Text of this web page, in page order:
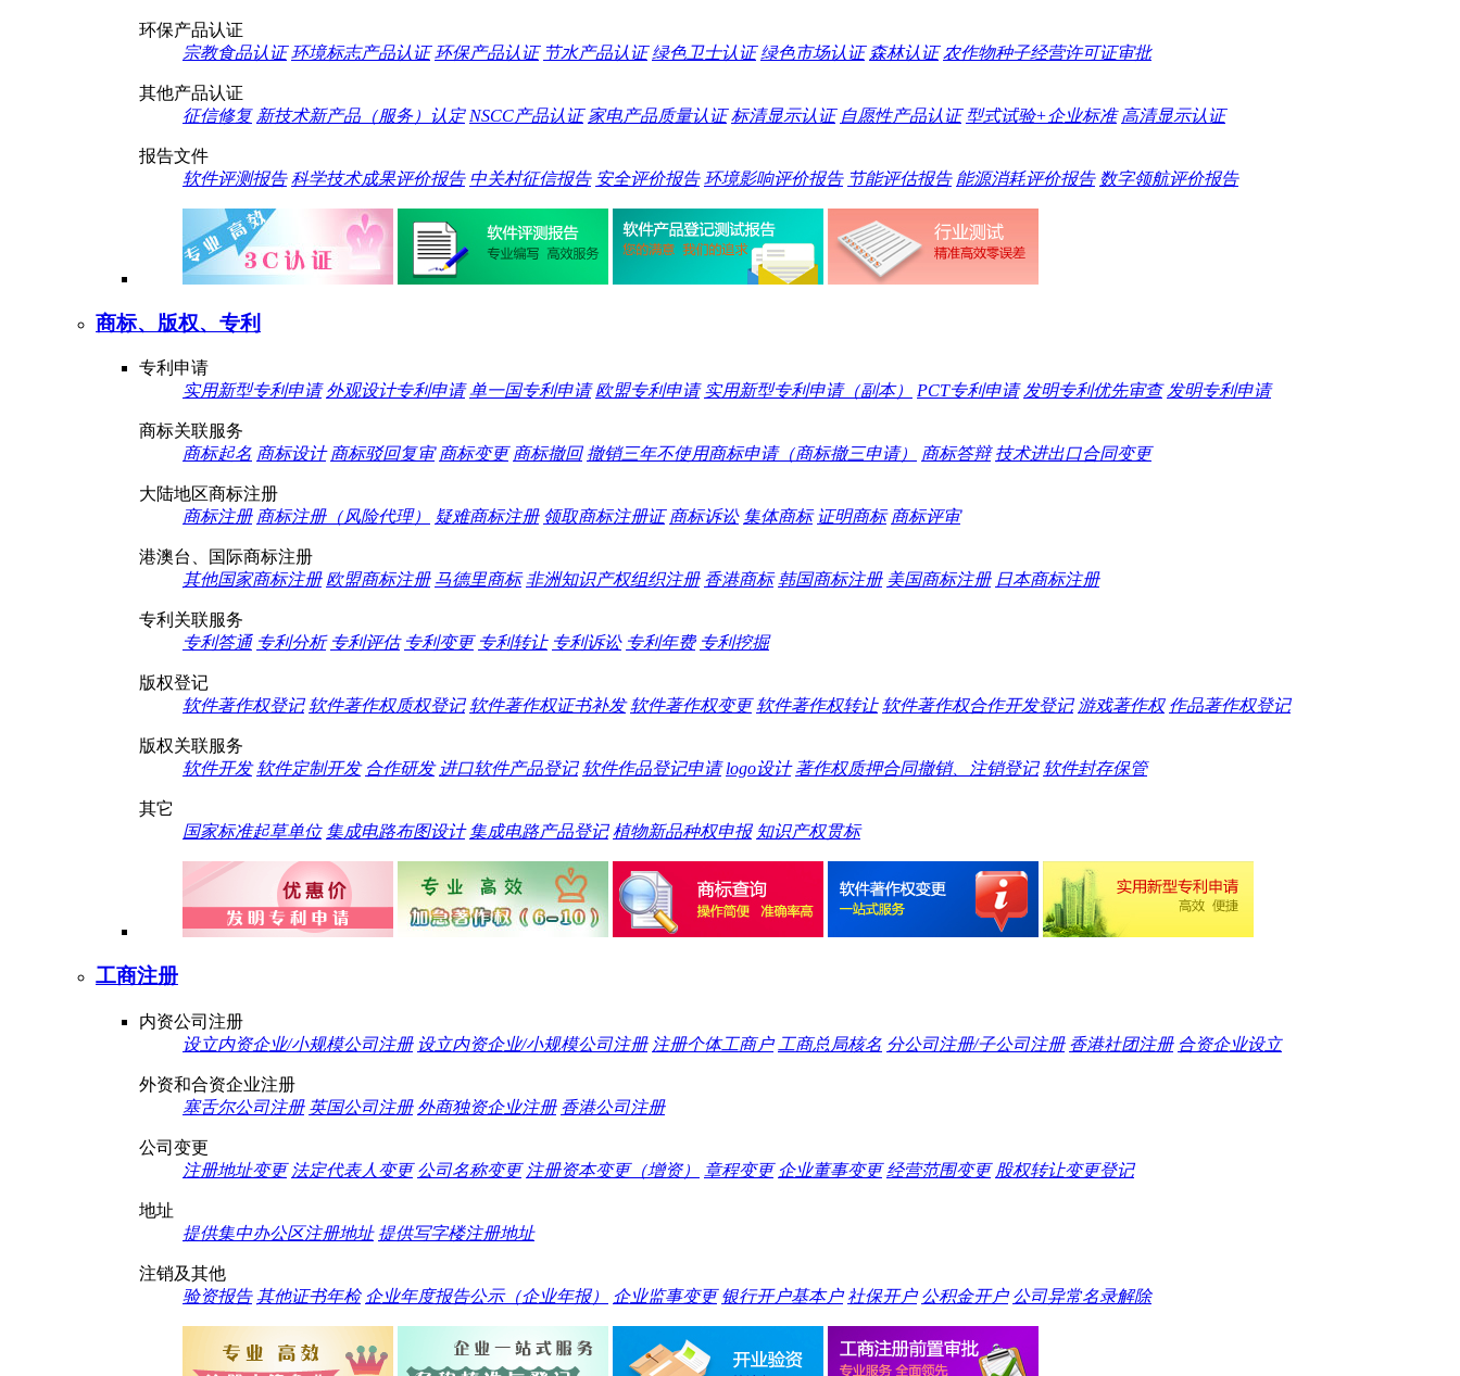
环保产品认证
宗教食品认证 环境标志产品认证 环保产品认证 节水产品认证 绿色卫士认证 绿色市场认证 森林认证 农作物种子经营许可证审批
其他产品认证
征信修复 新技术新产品（服务）认定 NSCC产品认证 家电产品质量认证 标清显示认证 自愿性产品认证 型式试验+企业标准 高清显示认证
报告文件
软件评测报告 科学技术成果评价报告 中关村征信报告 安全评价报告 环境影响评价报告 节能评估报告 能源消耗评价报告 数字领航评价报告
商标、版权、专利
专利申请
实用新型专利申请 外观设计专利申请 单一国专利申请 欧盟专利申请 实用新型专利申请（副本） PCT专利申请 发明专利优先审查 发明专利申请
商标关联服务
商标起名 商标设计 商标驳回复审 商标变更 商标撤回 撤销三年不使用商标申请（商标撤三申请） 商标答辩 技术进出口合同变更
大陆地区商标注册
商标注册 商标注册（风险代理） 疑难商标注册 领取商标注册证 商标诉讼 集体商标 证明商标 商标评审
港澳台、国际商标注册
其他国家商标注册 欧盟商标注册 马德里商标 非洲知识产权组织注册 香港商标 韩国商标注册 美国商标注册 日本商标注册
专利关联服务
专利答通 专利分析 专利评估 专利变更 专利转让 专利诉讼 专利年费 专利挖掘
版权登记
软件著作权登记 软件著作权质权登记 软件著作权证书补发 软件著作权变更 软件著作权转让 软件著作权合作开发登记 游戏著作权 作品著作权登记
版权关联服务
软件开发 软件定制开发 合作研发 进口软件产品登记 软件作品登记申请 logo设计 著作权质押合同撤销、注销登记 软件封存保管
其它
国家标准起草单位 集成电路布图设计 集成电路产品登记 植物新品种权申报 知识产权贯标
工商注册
内资公司注册
设立内资企业/小规模公司注册 设立内资企业/小规模公司注册 注册个体工商户 工商总局核名 分公司注册/子公司注册 香港社团注册 合资企业设立
外资和合资企业注册
塞舌尔公司注册 英国公司注册 外商独资企业注册 香港公司注册
公司变更
注册地址变更 法定代表人变更 公司名称变更 注册资本变更（增资） 章程变更 企业董事变更 经营范围变更 股权转让变更登记
地址
提供集中办公区注册地址 提供写字楼注册地址
注销及其他
验资报告 其他证书年检 企业年度报告公示（企业年报） 企业监事变更 银行开户基本户 社保开户 公积金开户 公司异常名录解除